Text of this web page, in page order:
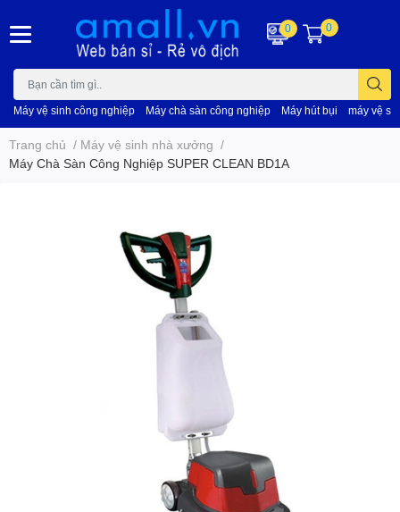
Máy vệ sinh công nghiệp Máy chà sàn công nghiệp Máy hút bụi máy vệ
0 0
Trang chủ / Máy vệ sinh nhà xưởng /
Máy Chà Sàn Công Nghiệp SUPER CLEAN BD1A